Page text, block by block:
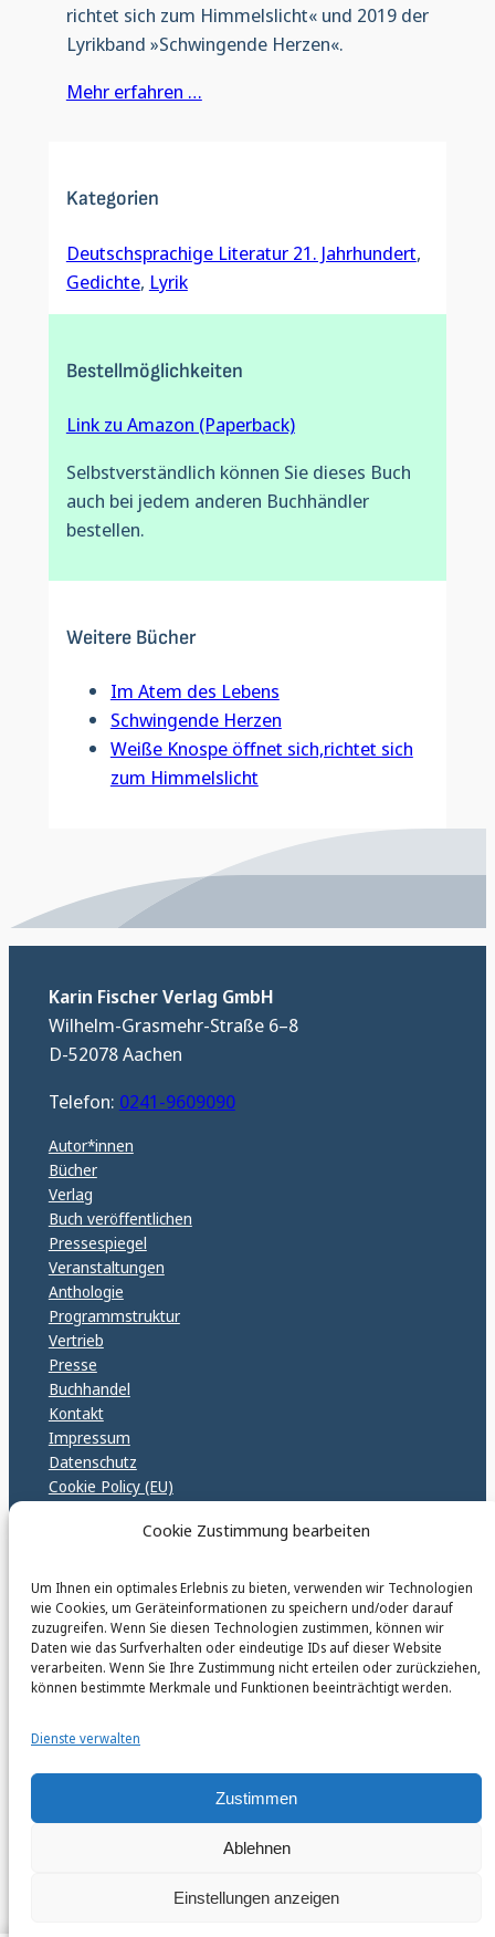
Cookie Zustimmung bearbeiten
Um Ihnen ein optimales Erlebnis zu bieten, verwenden wir Technologien
wie Cookies, um Geräteinformationen zu speichern und/oder darauf
zuzugreifen. Wenn Sie diesen Technologien zustimmen, können wir
Daten wie das Surfverhalten oder eindeutige IDs auf dieser Website
verarbeiten. Wenn Sie Ihre Zustimmung nicht erteilen oder zurückziehen,
können bestimmte Merkmale und Funktionen beeinträchtigt werden.
Dienste verwalten
Zustimmen
Ablehnen
Einstellungen anzeigen
richtet sich zum Himmelslicht« und 2019 der
Lyrikband »Schwingende Herzen«.
Mehr erfahren …
Kategorien
Deutschsprachige Literatur 21. Jahrhundert
Gedichte, Lyrik
Bestellmöglichkeiten
Link zu Amazon (Paperback)
Selbstverständlich können Sie dieses Buch
auch bei jedem anderen Buchhändler
bestellen.
Weitere Bücher
Im Atem des Lebens
Schwingende Herzen
Weiße Knospe öffnet sich,richtet sich
zum Himmelslicht
Karin Fischer Verlag GmbH
Wilhelm-Grasmehr-Straße 6–8
D-52078 Aachen
Telefon: 0241-9609090
Autor*innen
Bücher
Verlag
Buch veröffentlichen
Pressespiegel
Veranstaltungen
Anthologie
Programmstruktur
Vertrieb
Presse
Buchhandel
Kontakt
Impressum
Datenschutz
Cookie Policy (EU)
karinfischerverlag_ac
@karinfischerverlag_ac
Follow
© 2026 by Karin Fischer Verlag GmbH